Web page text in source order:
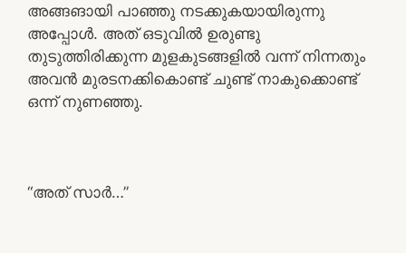
അങ്ങങായി പാഞ്ഞു നടക്കുകയായിരുന്നു
അപ്പോൾ. അത് ഒടുവിൽ ഉരുണ്ടു
തുടുത്തിരിക്കുന്ന മുളകുടങ്ങളിൽ വന്ന് നിന്നതും
അവൻ മുരടനക്കികൊണ്ട് ചുണ്ട് നാകുക്കൊണ്ട്
ഒന്ന് നുണഞ്ഞു.
“അത് സാർ…”